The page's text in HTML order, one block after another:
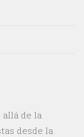
de la
desde la